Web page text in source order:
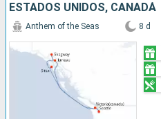
ESTADOS UNIDOS, CANADÁ
Anthem of the Seas 8 d